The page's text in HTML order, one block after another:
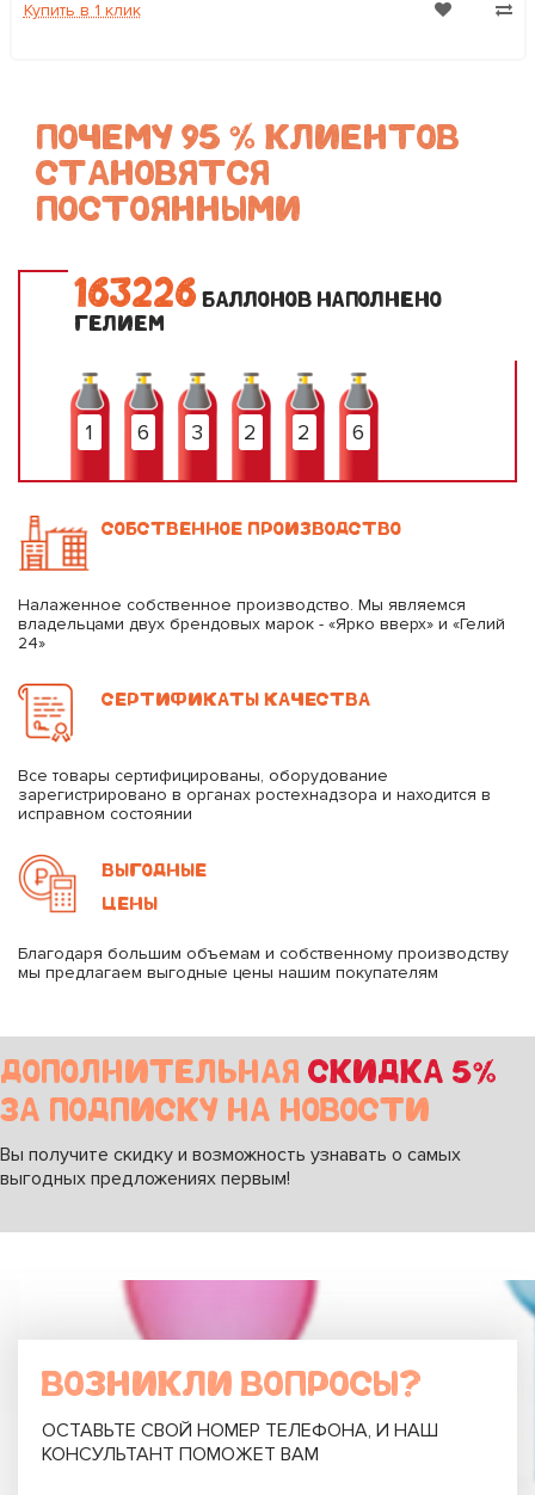
Купить в 1 клик
ПОЧЕМУ 95 % КЛИЕНТОВ
СТАНОВЯТСЯ
ПОСТОЯННЫМИ
163226 БАЛЛОНОВ НАПОЛНЕНО
ГЕЛИЕМ
1 6 3 2 2 6
СОБСТВЕННОЕ ПРОИЗВОДСТВО
Налаженное собственное производство. Мы являемся
владельцами двух брендовых марок - «Ярко вверх» и «Гелий
24»
СЕРТИФИКАТЫ КАЧЕСТВА
Все товары сертифицированы, оборудование
зарегистрировано в органах ростехнадзора и находится в
исправном состоянии
ВЫГОДНЫЕ
ЦЕНЫ
Благодаря большим объемам и собственному производству
мы предлагаем выгодные цены нашим покупателям
ДОПОЛНИТЕЛЬНАЯ СКИДКА 5%
ЗА ПОДПИСКУ НА НОВОСТИ
Вы получите скидку и возможность узнавать о самых
выгодных предложениях первым!
ВОЗНИКЛИ ВОПРОСЫ?
ОСТАВЬТЕ СВОЙ НОМЕР ТЕЛЕФОНА, И НАШ
КОНСУЛЬТАНТ ПОМОЖЕТ ВАМ